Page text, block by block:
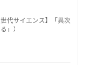
代サイエンス】「異次
」）